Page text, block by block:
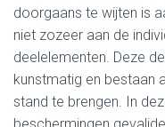
doorgaans te wijten is
niet zozeer aan de
deelelementen. Deze
kunstmatig en bestaan
stand te brengen. In